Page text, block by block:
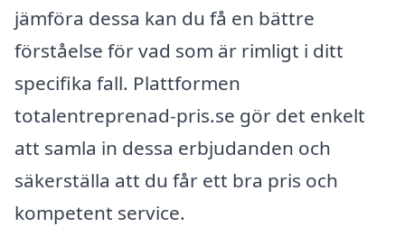
jämföra dessa kan du få en bättre
förståelse för vad som är rimligt i ditt
specifika fall. Plattformen
totalentreprenad-pris.se gör det enkelt
att samla in dessa erbjudanden och
säkerställa att du får ett bra pris och
kompetent service.